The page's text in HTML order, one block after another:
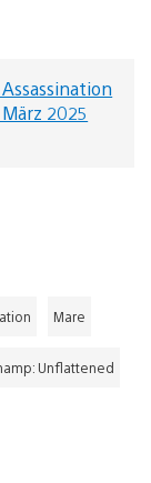
2025
Mare
Unflattened